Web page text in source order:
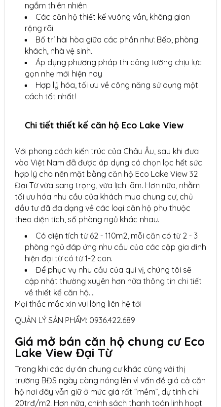
ngắm thiên nhiên
Các căn hộ thiết kế vuông vắn, không gian
rộng rãi
Bố trí hài hòa giữa các phần như: Bếp, phòng
khách, nhà vệ sinh..
Áp dụng phương pháp thi công tường chịu lực
gọn nhẹ mới hiện nay
Hợp lý hóa, tối ưu về công năng sử dụng một
cách tốt nhất!
Chi tiết thiết kế căn hộ Eco Lake View
Với phong cách kiến trúc của Châu Âu, sau khi đưa
vào Việt Nam đã được áp dụng có chọn lọc hết sức
hợp lý cho nên mặt bằng căn hộ Eco Lake View 32
Đại Từ vừa sang trọng, vừa lịch lãm. Hơn nữa, nhằm
tối ưu hóa nhu cầu của khách mua chung cư, chủ
đầu tư đã đa dạng về các loại căn hộ phụ thuộc
theo diện tích, số phòng ngủ khác nhau.
Có diện tích từ 62 - 110m2, mỗi căn có từ 2 - 3
phòng ngủ đáp ứng nhu cầu của các cặp gia đình
hiện đại từ có từ 1-2 con.
Để phục vụ nhu cầu của quí vị, chúng tôi sẽ
cập nhật thường xuyên hơn nữa thông tin chi tiết
về thiết kế căn hộ....
Mọi thắc mắc xin vui lòng liên hệ tới
QUẢN LÝ SẢN PHẨM: 0936.422.689
Giá mở bán căn hộ chung cư Eco
Lake View Đại Từ
Trong khi các dự án chung cư khác cùng với thị
trường BĐS ngày càng nóng lên vì vấn đề giá cả căn
hộ nơi đây vẫn giữ ở mức giá rất “mềm”, dự tính chỉ
20trđ/m2. Hơn nữa, chính sách thanh toán linh hoạt